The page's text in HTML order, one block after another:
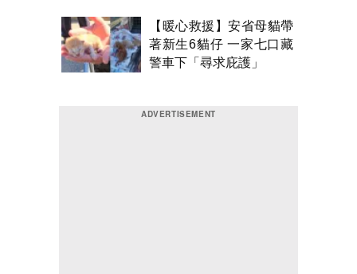
【暖心救援】安省母貓帶
著新生6貓仔 一家七口藏
警車下「尋求庇護」